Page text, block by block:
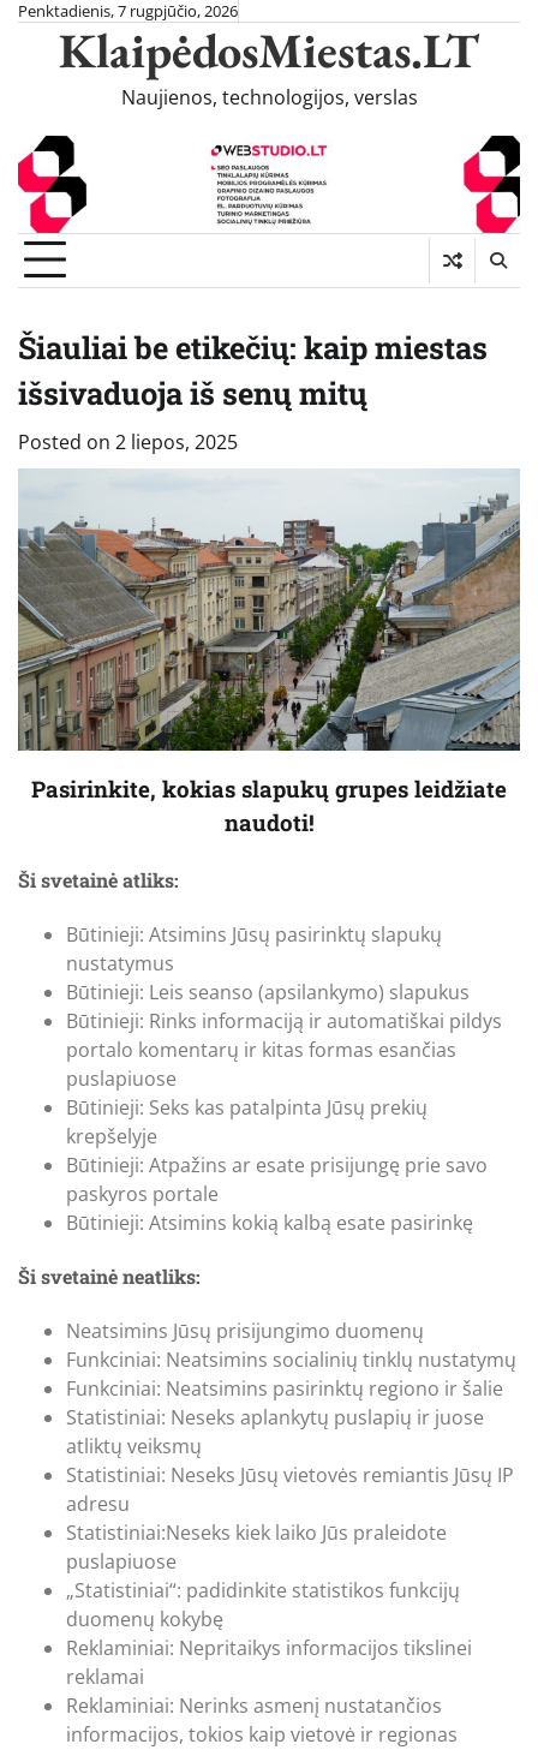
Skip
content
Penktadienis, 7 rugpjūčio, 2026
KlaipėdosMiestas.LT
Naujienos, technologijos, verslas
Šiauliai be etikečių: kaip miestas
išsivaduoja iš senų mitų
Posted on 2 liepos, 2025
Pasirinkite, kokias slapukų grupes leidžiate
naudoti!
Ši svetainė atliks:
Būtinieji: Atsimins Jūsų pasirinktų slapukų
nustatymus
Būtinieji: Leis seanso (apsilankymo) slapukus
Būtinieji: Rinks informaciją ir automatiškai pildys
portalo komentarų ir kitas formas esančias
puslapiuose
Būtinieji: Seks kas patalpinta Jūsų prekių
krepšelyje
Būtinieji: Atpažins ar esate prisijungę prie savo
paskyros portale
Būtinieji: Atsimins kokią kalbą esate pasirinkę
Ši svetainė neatliks:
Neatsimins Jūsų prisijungimo duomenų
Funkciniai: Neatsimins socialinių tinklų nustatymų
Funkciniai: Neatsimins pasirinktų regiono ir šalie
Statistiniai: Neseks aplankytų puslapių ir juose
atliktų veiksmų
Statistiniai: Neseks Jūsų vietovės remiantis Jūsų IP
adresu
Statistiniai:Neseks kiek laiko Jūs praleidote
puslapiuose
„Statistiniai“: padidinkite statistikos funkcijų
duomenų kokybę
Reklaminiai: Nepritaikys informacijos tikslinei
reklamai
Reklaminiai: Nerinks asmenį nustatančios
informacijos, tokios kaip vietovė ir regionas